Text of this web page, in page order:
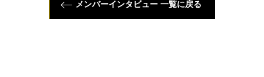
メンバーインタビュー 一覧に戻る